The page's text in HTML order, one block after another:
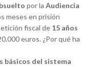
por la Audiencia
meses en prisión
fiscal de 15 años
euros. ¿Por qué ha
básicos del sistema